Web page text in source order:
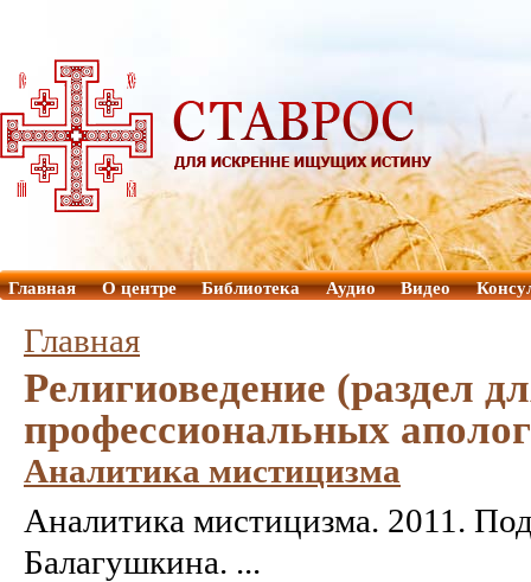
Главная О центре Библиотека Аудио Видео
Главная
Религиоведение (раздел
профессиональных
Аналитика мистицизма
Аналитика мистицизма. 2011.
Балагушкина. ...